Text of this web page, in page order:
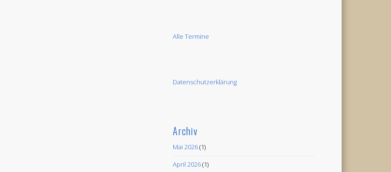
Alle Termine
Datenschutzerklärung
Archiv
Mai 2026(1)
April 2026(1)